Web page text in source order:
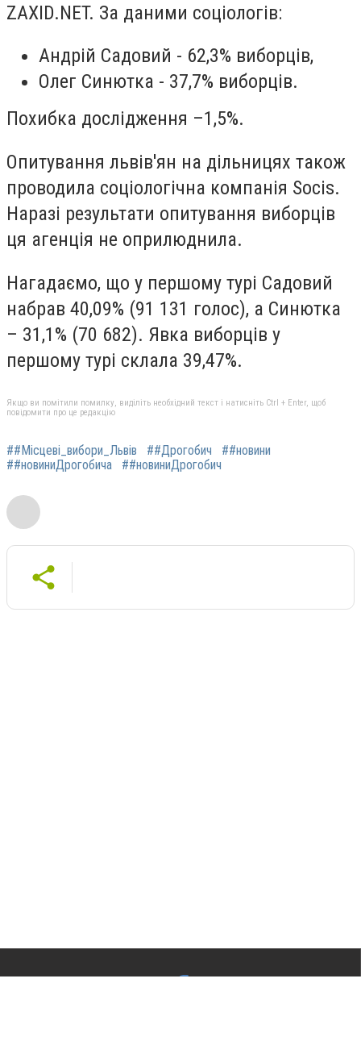
ZAXID.NET. За даними соціологів:
Андрій Садовий - 62,3% виборців,
Олег Синютка - 37,7% виборців.
Похибка дослідження –1,5%.
Опитування львів'ян на дільницях також
проводила соціологічна компанія Socis.
Наразі результати опитування виборців
ця агенція не оприлюднила.
Нагадаємо, що у першому турі Садовий
набрав 40,09% (91 131 голос), а Синютка
– 31,1% (70 682). Явка виборців у
першому турі склала 39,47%.
Якщо ви помітили помилку, виділіть необхідний текст і натисніть Ctrl + Enter, щоб
повідомити про це редакцію
##Місцеві_вибори_Львів ##Дрогобич
##новини
##новиниДрогобича
##новиниДрогобич